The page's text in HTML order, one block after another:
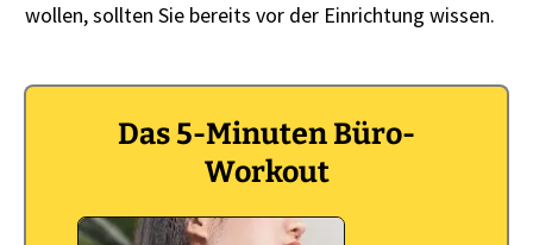
wollen, sollten Sie bereits vor der Einrichtung wissen.
Das 5-Minuten Büro-
Workout